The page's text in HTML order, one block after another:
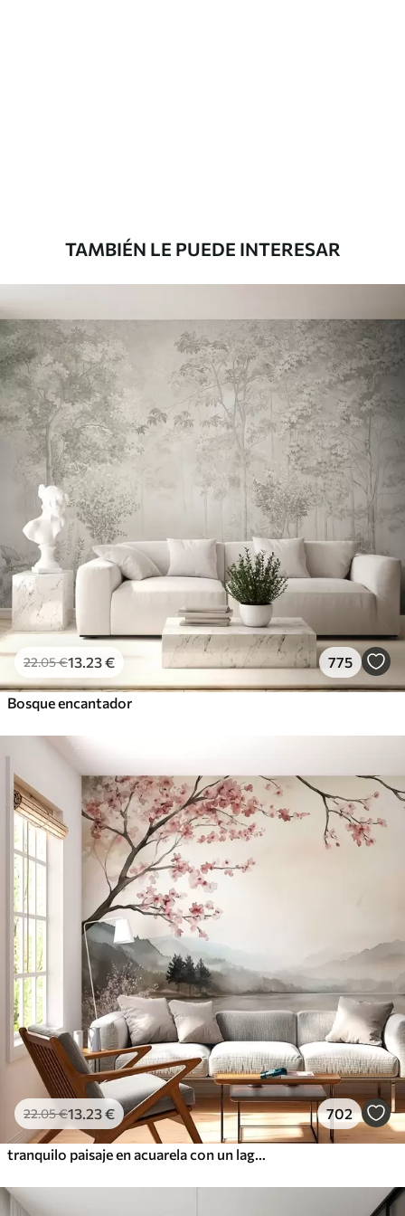
Vinilo Premium
65.0039.00€/m²
Peel and Stick
81.6548.99€/m²
TAMBIÉN LE PUEDE INTERESAR
22.05€13 .23€ 775
Bosque encantador
22.05€13 .23€ 702